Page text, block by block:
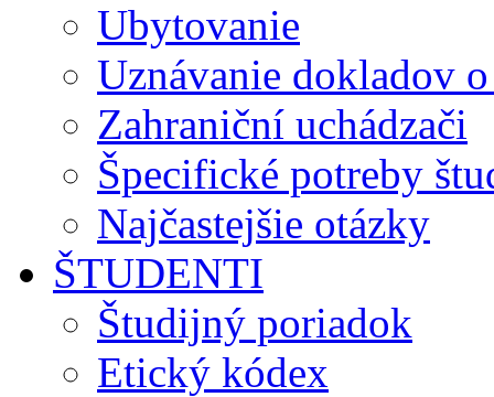
Ubytovanie
Uznávanie dokladov
Zahraniční uchádzači
Špecifické potreby
Najčastejšie otázky
ŠTUDENTI
Študijný poriadok
Etický kódex